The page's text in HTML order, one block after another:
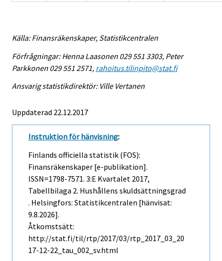
Källa: Finansräkenskaper, Statistikcentralen
Förfrågningar: Henna Laasonen 029 551 3303, Peter
Parkkonen 029 551 2571, rahoitus.tilinpito@stat.fi
Ansvarig statistikdirektör: Ville Vertanen
Uppdaterad 22.12.2017
Instruktion för hänvisning:
Finlands officiella statistik (FOS):
Finansräkenskaper [e-publikation].
ISSN=1798-7571. 3:e Kvartalet 2017,
Tabellbilaga 2. Hushållens skuldsättningsgrad
. Helsingfors: Statistikcentralen [hänvisat:
9.8.2026].
Åtkomstsätt:
http://stat.fi/til/rtp/2017/03/rtp_2017_03_20
17-12-22_tau_002_sv.html